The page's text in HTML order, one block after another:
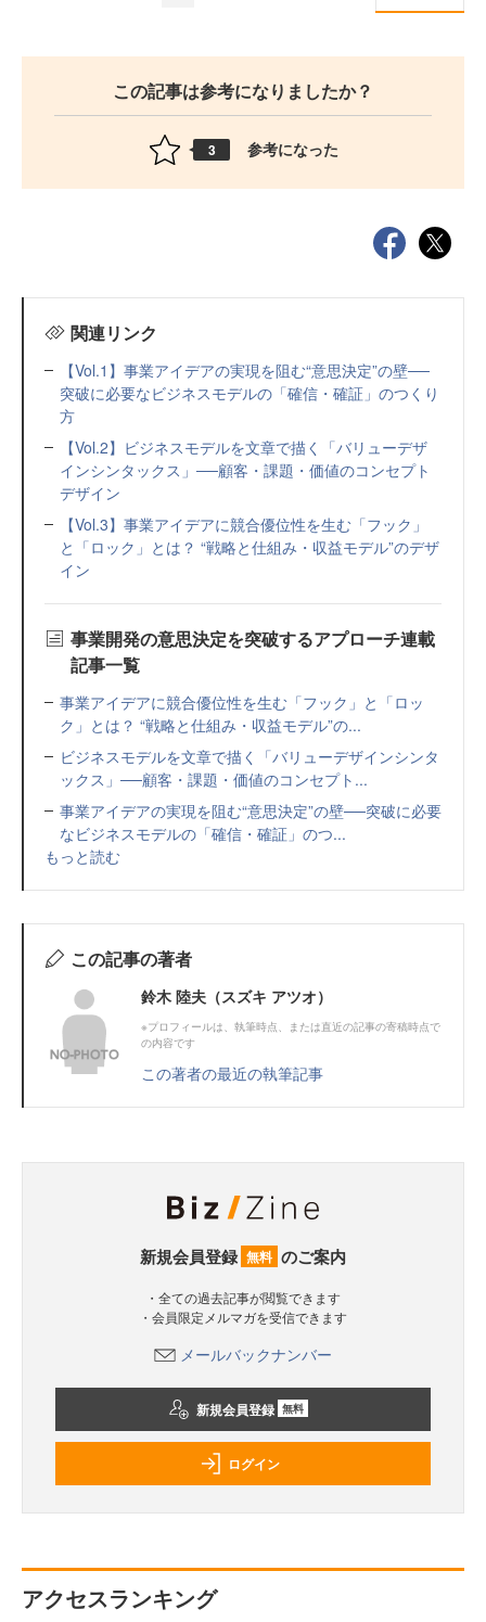
この記事は参考になりましたか？
3 参考になった
関連リンク
【Vol.1】事業アイデアの実現を阻む“意思決定”の壁──
突破に必要なビジネスモデルの「確信・確証」のつくり
方
【Vol.2】ビジネスモデルを文章で描く「バリューデザ
インシンタックス」──顧客・課題・価値のコンセプト
デザイン
【Vol.3】事業アイデアに競合優位性を生む「フック」
と「ロック」とは？ “戦略と仕組み・収益モデル”のデザ
イン
事業開発の意思決定を突破するアプローチ連載
記事一覧
事業アイデアに競合優位性を生む「フック」と「ロッ
ク」とは？ “戦略と仕組み・収益モデル”の...
ビジネスモデルを文章で描く「バリューデザインシンタ
ックス」──顧客・課題・価値のコンセプト...
事業アイデアの実現を阻む“意思決定”の壁──突破に必要
なビジネスモデルの「確信・確証」のつ...
もっと読む
この記事の著者
鈴木 陸夫（スズキ アツオ）
※プロフィールは、執筆時点、または直近の記事の寄稿時点で
の内容です
この著者の最近の執筆記事
新規会員登録 無料 のご案内
・全ての過去記事が閲覧できます
・会員限定メルマガを受信できます
メールバックナンバー
新規会員登録 無料
ログイン
アクセスランキング